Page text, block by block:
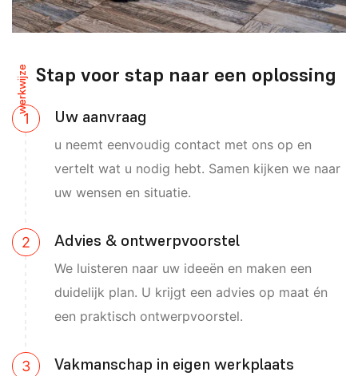
werkwijze Stap voor stap naar een oplossing
Uw aanvraag
u neemt eenvoudig contact met ons op en
vertelt wat u nodig hebt. Samen kijken we naar
uw wensen en situatie.
Advies & ontwerpvoorstel
We luisteren naar uw ideeën en maken een
duidelijk plan. U krijgt een advies op maat én
een praktisch ontwerpvoorstel.
Vakmanschap in eigen werkplaats